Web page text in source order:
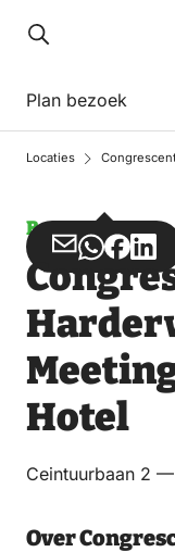
Plan bezoek
Locaties
Beurs
Deel
via
Email
Deel
via
WhatsApp
Deel
op
Facebook
Deel
op
Hotel
Ceintuurbaan 2
Over